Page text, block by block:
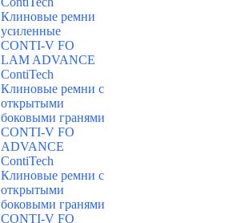
Клиновые ремни
усиленные
CONTI-V FO
LAM ADVANCE
ContiTech
Клиновые ремни с
открытыми
боковыми гранями
CONTI-V FO
ADVANCE
ContiTech
Клиновые ремни с
открытыми
боковыми гранями
CONTI-V FO